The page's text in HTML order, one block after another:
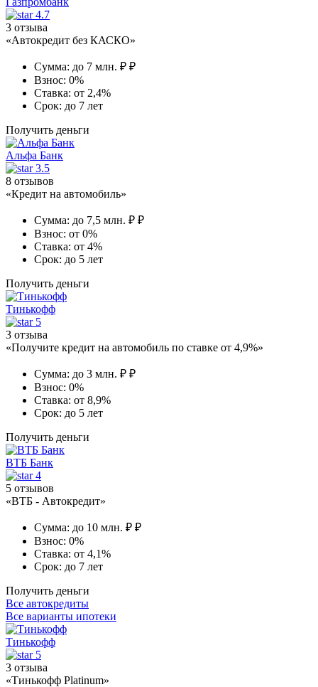
4.7
3 отзыва
«Автокредит без КАСКО»
Сумма: до 7 млн. ₽ ₽
Взнос: 0%
Ставка: от 2,4%
Срок: до 7 лет
Получить деньги
Альфа Банк
3.5
8 отзывов
«Кредит на автомобиль»
Сумма: до 7,5 млн. ₽ ₽
Взнос: от 0%
Ставка: от 4%
Срок: до 5 лет
Получить деньги
Тинькофф
5
3 отзыва
«Получите кредит на автомобиль по ставке от 4,9%»
Сумма: до 3 млн. ₽ ₽
Взнос: 0%
Ставка: от 8,9%
Срок: до 5 лет
Получить деньги
ВТБ Банк
4
5 отзывов
«ВТБ - Автокредит»
Сумма: до 10 млн. ₽ ₽
Взнос: 0%
Ставка: от 4,1%
Срок: до 7 лет
Получить деньги
Все автокредиты
Все варианты ипотеки
Тинькофф
5
3 отзыва
«Тинькофф Platinum»